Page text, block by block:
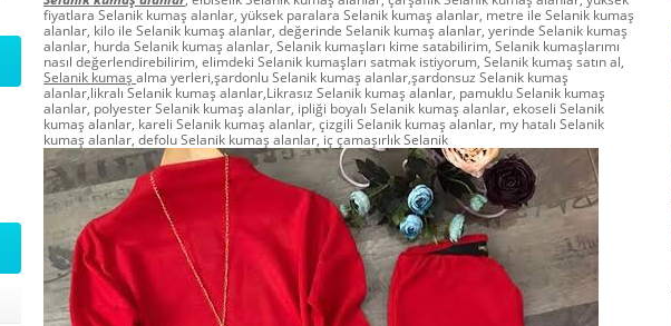
fiyatlara Selanik kumaş alanlar, yüksek paralara Selanik kumaş alanlar, metre ile Selanik kumaş
alanlar, kilo ile Selanik kumaş alanlar, değerinde Selanik kumaş alanlar, yerinde Selanik kumaş
alanlar, hurda Selanik kumaş alanlar, Selanik kumaşları kime satabilirim, Selanik kumaşlarımı
nasıl değerlendirebilirim, elimdeki Selanik kumaşları satmak istiyorum, Selanik kumaş satın al,
Selanik kumaş alma yerleri,şardonlu Selanik kumaş alanlar,şardonsuz Selanik kumaş
alanlar,likralı Selanik kumaş alanlar,Likrasız Selanik kumaş alanlar, pamuklu Selanik kumaş
alanlar, polyester Selanik kumaş alanlar, ipliği boyalı Selanik kumaş alanlar, ekoseli Selanik
kumaş alanlar, kareli Selanik kumaş alanlar, çizgili Selanik kumaş alanlar, my hatalı Selanik
kumaş alanlar, defolu Selanik kumaş alanlar, iç çamaşırlık Selanik